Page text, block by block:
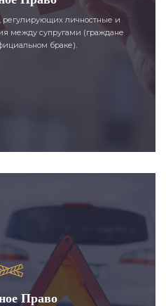
регулирующих личностные и
между супругами (граждане
браке).
Право